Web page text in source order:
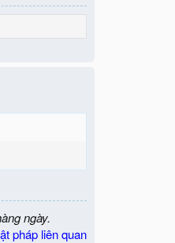
ngày.
pháp liên quan